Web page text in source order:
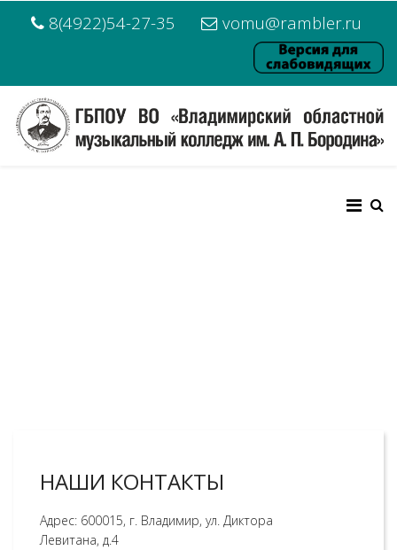
8(4922)54-27-35 vomu@rambler.ru
НАШИ КОНТАКТЫ
Адрес: 600015, г. Владимир, ул. Диктора
Левитана, д.4